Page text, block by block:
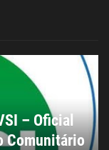
– Oficial
Comunitário